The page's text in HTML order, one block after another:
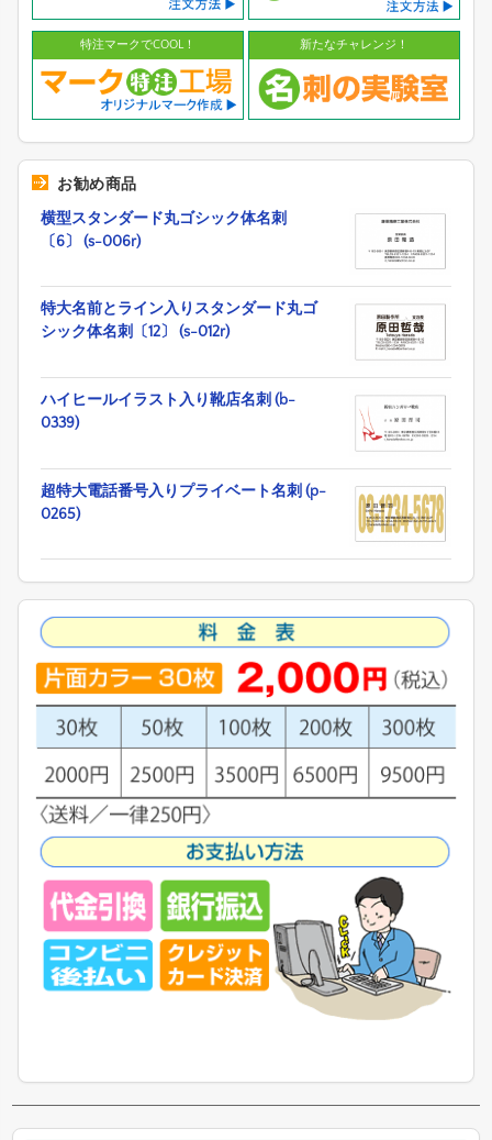
特注マークでCOOL！ 新たなチャレンジ！
お勧め商品
横型スタンダード丸ゴシック体名刺
〔6〕 (s-006r)
特大名前とライン入りスタンダード丸ゴ
シック体名刺〔12〕 (s-012r)
ハイヒールイラスト入り靴店名刺 (b-
0339)
超特大電話番号入りプライベート名刺 (p-
0265)